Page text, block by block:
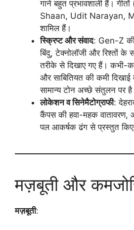
गाने बहुत प्रभावशाली हैं।
Shaan, Udit Narayan,
शामिल हैं।
स्क्रिप्ट और संवाद: Gen-Z
बिंदु, टेक्नोलॉजी और रिश्तों के
तरीके से दिखाए गए हैं। कभी-
और साबितियत की कमी
सामान्य टोन अच्छे संतुलन पर
लोकेशन व सिनेमैटोग्राफी:
कैंपस की हवा-महक
पल आकर्षक ढंग से प्रस्तुत किए
मज़बूती और
मज़बूती: